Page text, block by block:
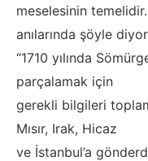
meselesinin
anılarında şöyle
“1710 yılında
parçalamak için
gerekli bilgileri
Mısır, Irak, Hicaz
ve İstanbul’a